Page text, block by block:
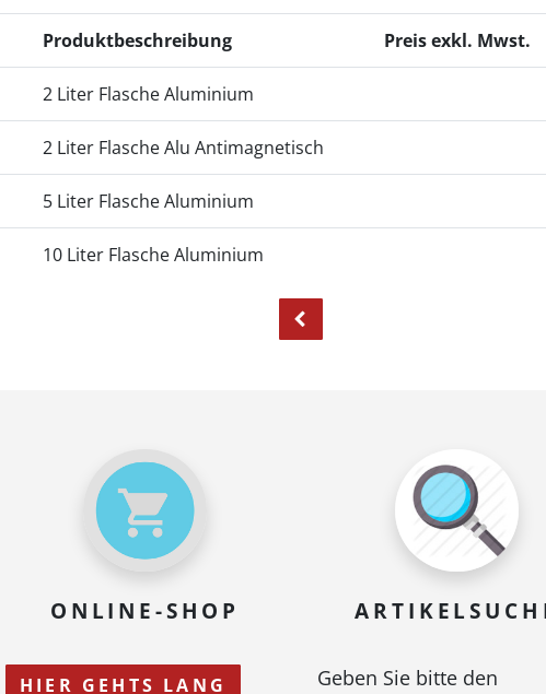
Produktbeschreibung Preis exkl. Mwst.
2 Liter Flasche Aluminium
2 Liter Flasche Alu Antimagnetisch
5 Liter Flasche Aluminium
10 Liter Flasche Aluminium
ONLINE-SHOP
HIER GEHTS LANG
Geben Sie bitte den